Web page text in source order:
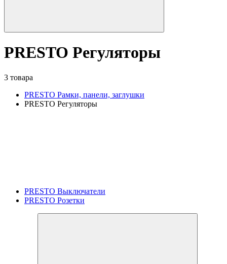
PRESTO Регуляторы
3 товара
PRESTO Рамки, панели, заглушки
PRESTO Регуляторы
PRESTO Выключатели
PRESTO Розетки